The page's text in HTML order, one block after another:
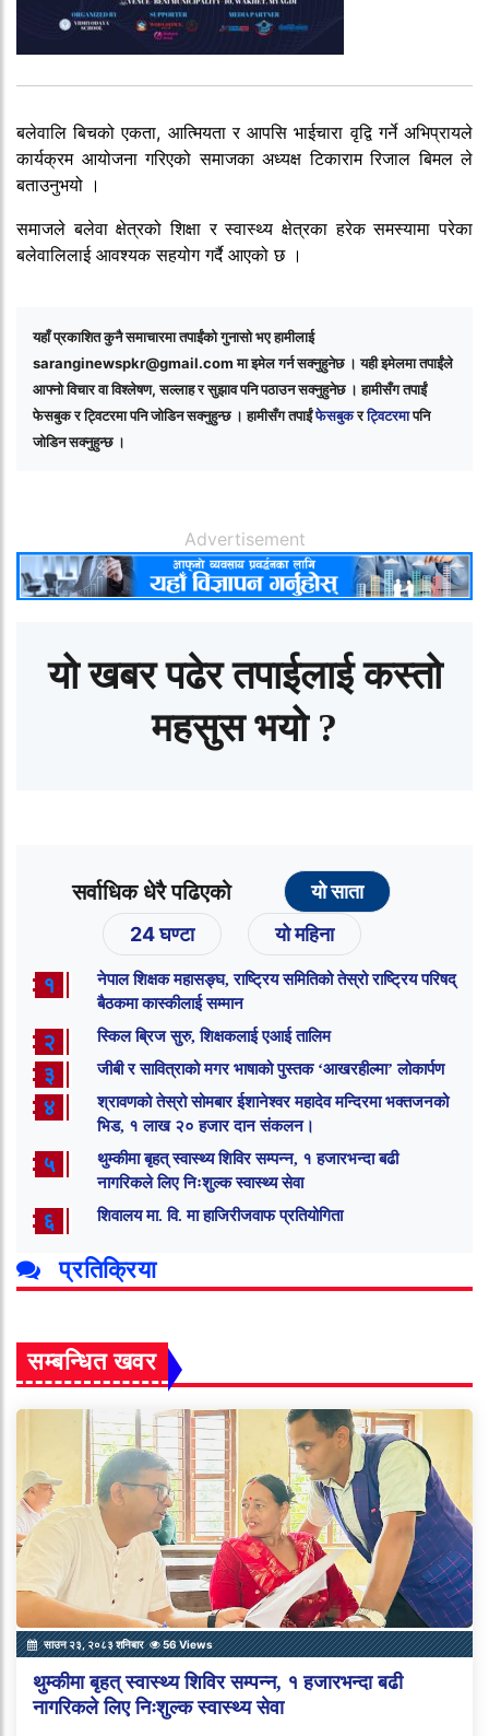
बलेवालि बिचको एकता, आत्मियता र आपसि भाईचारा वृद्वि गर्ने अभिप्रायले
कार्यक्रम आयोजना गरिएको समाजका अध्यक्ष टिकाराम रिजाल बिमल ले
बताउनुभयो ।
समाजले बलेवा क्षेत्रको शिक्षा र स्वास्थ्य क्षेत्रका हरेक समस्यामा परेका
बलेवालिलाई आवश्यक सहयोग गर्दै आएको छ ।
यहाँ प्रकाशित कुनै समाचारमा तपाईंको गुनासो भए हामीलाई
saranginewspkr@gmail.comमा इमेल गर्न सक्नुहुनेछ । यही इमेलमा तपाईंले
आफ्नो विचार वा विश्लेषण, सल्लाह र सुझाव पनि पठाउन सक्नुहुनेछ । हामीसँग तपाईं
फेसबुक र ट्विटरमा पनि जोडिन सक्नुहुन्छ । हामीसँग तपाईंफेसबुकरट्विटरमापनि
जोडिन सक्नुहुन्छ ।
Advertisement
यो खबर पढेर तपाईलाई कस्तो
महसुस भयो ?
सर्वाधिक धेरै पढिएको
यो साता
24 घण्टा
यो महिना
१
नेपाल शिक्षक महासङ्घ, राष्ट्रिय समितिको तेस्रो राष्ट्रिय परिषद्
बैठकमा कास्कीलाई सम्मान
२ स्किल ब्रिज सुरु, शिक्षकलाई एआई तालिम
३ जीबी र सावित्राको मगर भाषाको पुस्तक ‘आखरहील्मा’ लोकार्पण
४
श्रावणको तेस्रो सोमबार ईशानेश्वर महादेव मन्दिरमा भक्तजनको
भिड, १ लाख २० हजार दान संकलन।
५
थुम्कीमा बृहत् स्वास्थ्य शिविर सम्पन्न, १ हजारभन्दा बढी
नागरिकले लिए निःशुल्क स्वास्थ्य सेवा
६ शिवालय मा. वि. मा हाजिरीजवाफ प्रतियोगिता
प्रतिक्रिया
सम्बन्धित खवर
साउन २३, २०८३ शनिबार 56 Views
थुम्कीमा बृहत् स्वास्थ्य शिविर सम्पन्न, १ हजारभन्दा बढी
नागरिकले लिए निःशुल्क स्वास्थ्य सेवा